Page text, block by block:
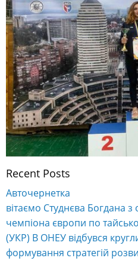
Recent Posts
Авточернетка
вітаємо Студнєва Богдана
чемпіона європи по
(УКР) В ОНЕУ відбувся
формування стратегій